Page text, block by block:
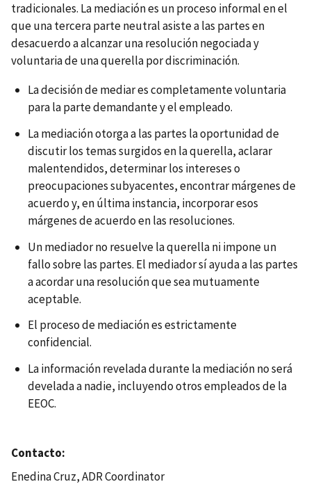
tradicionales. La mediación es un proceso informal en el
que una tercera parte neutral asiste a las partes en
desacuerdo a alcanzar una resolución negociada y
voluntaria de una querella por discriminación.
La decisión de mediar es completamente voluntaria
para la parte demandante y el empleado.
La mediación otorga a las partes la oportunidad de
discutir los temas surgidos en la querella, aclarar
malentendidos, determinar los intereses o
preocupaciones subyacentes, encontrar márgenes de
acuerdo y, en última instancia, incorporar esos
márgenes de acuerdo en las resoluciones.
Un mediador no resuelve la querella ni impone un
fallo sobre las partes. El mediador sí ayuda a las partes
a acordar una resolución que sea mutuamente
aceptable.
El proceso de mediación es estrictamente
confidencial.
La información revelada durante la mediación no será
develada a nadie, incluyendo otros empleados de la
EEOC.
Contacto
Enedina Cruz, ADR Coordinator